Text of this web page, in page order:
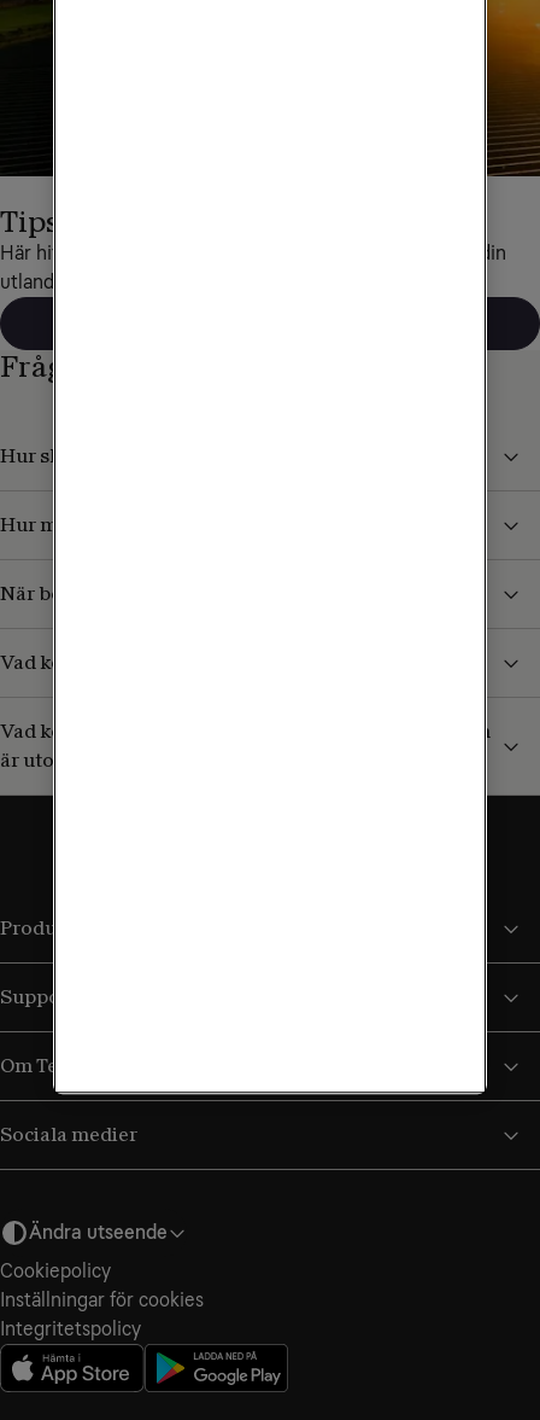
Tips för utlandsresor
Här hittar du det mesta som rör data och telefoni under din
utlandsresa.
Frågor och svar
Hur skyddar jag mig från höga kostnader i utlandet?
Hur mycket kan jag surfa utomlands?
När börjar jag betala för surf och samtal i utlandet?
Vad kostar det att ta emot sms/mms från Sverige?
Vad kostar det att ringa till en svensk mobil (+46) som
är utomlands?
Produkter och tjänster
Support
Om Tele2
Sociala medier
Ändra utseende
Cookiepolicy
Inställningar för cookies
Integritetspolicy